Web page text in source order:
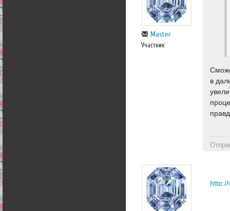
Master
Участник
в